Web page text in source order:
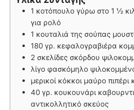
1 κοτόπουλο γύρω στο 1 ½
για ρολό
1 κουταλιά της σούπας
180 γρ. κεφαλογραβιέρα
2 σκελίδες σκόρδου
λίγο φασκόμηλο
μερικοί κόκκοι μαύρο πιπέρι
40 γρ. κουκουνάρι
αντικολλητικό σκεύος